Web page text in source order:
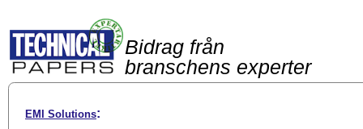
Bidrag från
branschens experter
EMI Solutions: